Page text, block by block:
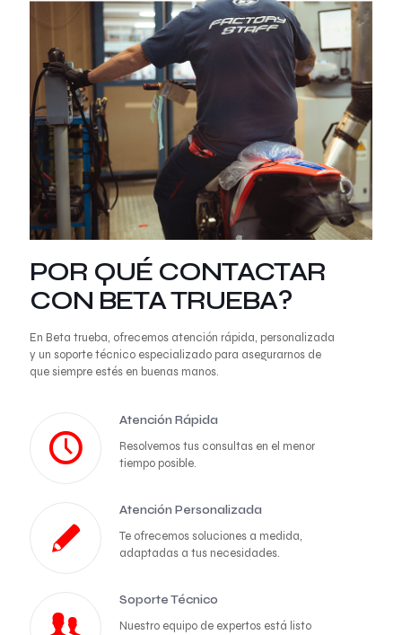
POR QUÉ CONTACTAR
CON BETA TRUEBA?
En Beta trueba, ofrecemos atención rápida, personalizada
y un soporte técnico especializado para asegurarnos de
que siempre estés en buenas manos.
Atención Rápida
Resolvemos tus consultas en el menor
tiempo posible.
Atención Personalizada
Te ofrecemos soluciones a medida,
adaptadas a tus necesidades.
Soporte Técnico
Nuestro equipo de expertos está listo